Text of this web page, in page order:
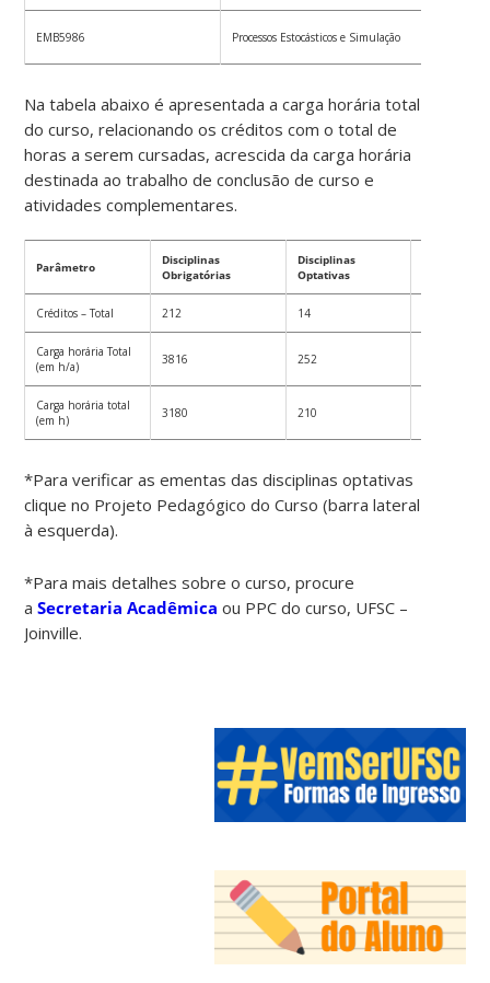
EMB5986 Processos Estocásticos e Simulação
Na tabela abaixo é apresentada a carga horária total
do curso, relacionando os créditos com o total de
horas a serem cursadas, acrescida da carga horária
destinada ao trabalho de conclusão de curso e
atividades complementares.
Parâmetro
Disciplinas
Obrigatórias
Disciplinas
Optativas
Créditos – Total 212 14
Carga horária Total
(em h/a)
3816 252
Carga horária total
(em h)
3180 210
*Para verificar as ementas das disciplinas optativas
clique no Projeto Pedagógico do Curso (barra lateral
à esquerda).
*Para mais detalhes sobre o curso, procure
aSecretaria Acadêmica ou PPC do curso, UFSC –
Joinville.